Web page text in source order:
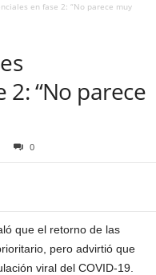
en fase 2: “No parece muy
2: “No parece
0
que el retorno de las
pero advirtió que
viral del COVID-19.